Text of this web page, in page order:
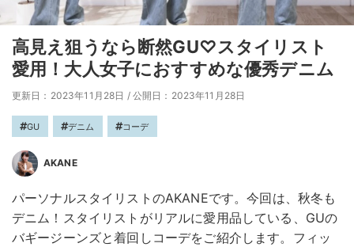
高見え狙うなら断然GU♡スタイリスト
愛用！大人女子におすすめな優秀デニム
更新日：2023年11月28日 / 公開日：2023年11月28日
GU デニム コーデ
AKANE
パーソナルスタイリストのAKANEです。今回は、秋冬も
デニム！スタイリストがリアルに愛用品している、GUの
バギージーンズと着回しコーデをご紹介します。フィッ